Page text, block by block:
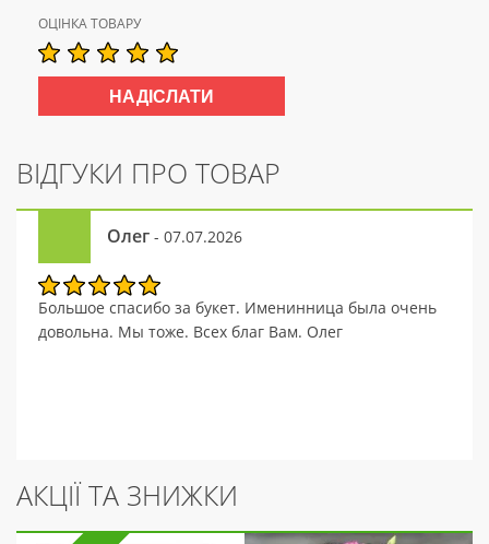
ОЦІНКА ТОВАРУ
ВІДГУКИ ПРО ТОВАР
Олег - 07.07.2026
Большое спасибо за букет. Именинница была очень
довольна. Мы тоже. Всех благ Вам. Олег
АКЦІЇ ТА ЗНИЖКИ